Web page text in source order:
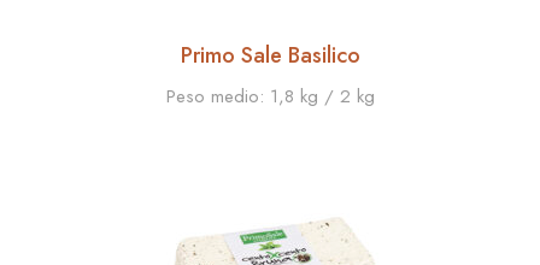
Primo Sale Basilico
Peso medio: 1,8 kg / 2 kg